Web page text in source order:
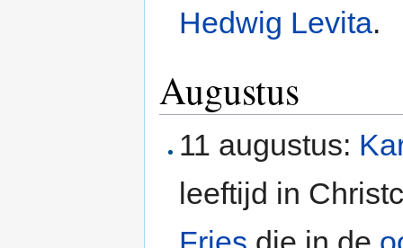
Hedwig Levita.
Augustus
11 augustus:
leeftijd in